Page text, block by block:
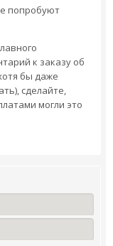
попробуют
к заказу об
бы даже
сделайте,
могли это